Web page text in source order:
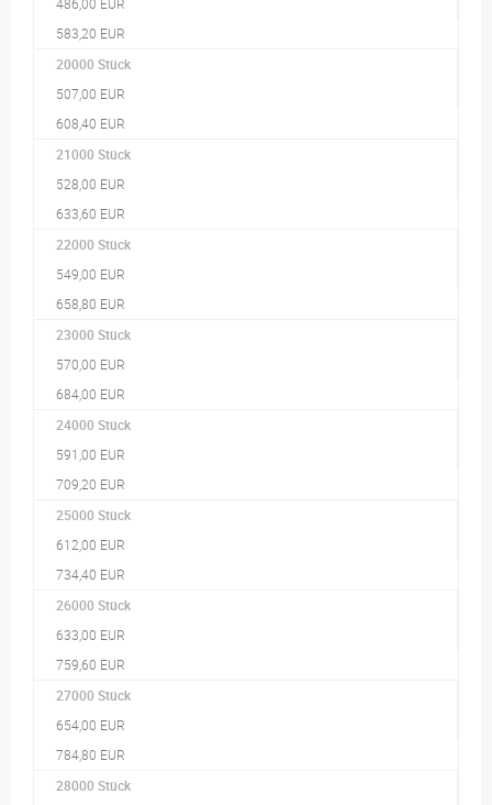
583,20 EUR
20000 Stück
507,00 EUR
608,40 EUR
21000 Stück
528,00 EUR
633,60 EUR
22000 Stück
549,00 EUR
658,80 EUR
23000 Stück
570,00 EUR
684,00 EUR
24000 Stück
591,00 EUR
709,20 EUR
25000 Stück
612,00 EUR
734,40 EUR
26000 Stück
633,00 EUR
759,60 EUR
27000 Stück
654,00 EUR
784,80 EUR
28000 Stück